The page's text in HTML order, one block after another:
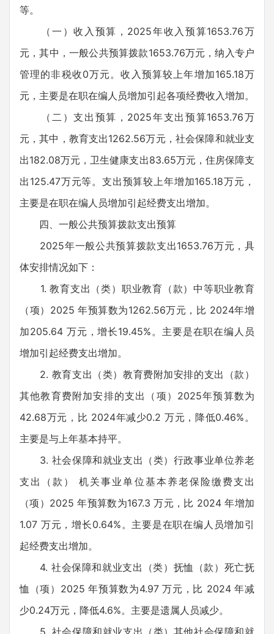
等。
（一）收入预算，2025年收入预算1653.76万
元，其中，一般公共预算拨款1653.76万元，纳入专户
管理的非税收0万元。收入预算较上年增加165.18万
元，主要是在职在编人员增加引起各项经费收入增加。
（二）支出预算，2025年支出预算1653.76万
元，其中，教育支出1262.56万元，社会保障和就业支
出182.08万元，卫生健康支出83.65万元，住房保障支
出125.47万元等。支出预算较上年增加165.18万元，
主要是在职在编人员增加引起经费支出增加。
四、一般公共预算拨款支出预算
2025年一般公共预算拨款支出1653.76万元，具
体安排情况如下：
1. 教育支出（类）职业教育（款）中等职业教育
（项）2025 年预算数为1262.56万元，比 2024年增
加205.64 万元，增长19.45%。主要是在职在编人员
增加引起经费支出增加。
2. 教育支出（类）教育费附加安排的支出（款）
其他教育费附加安排的支出（项）2025年预算数为
42.68万元，比 2024年减少0.2 万元，降低0.46%。
主要是与上年基本持平。
3. 社会保障和就业支出（类）行政事业单位养老
支出（款） 机关事业单位基本养老保险缴费支出
（项）2025 年预算数为167.3 万元，比 2024 年增加
1.07 万元，增长0.64%。主要是在职在编人员增加引
起经费支出增加。
4. 社会保障和就业支出（类）抚恤（款）死亡抚
恤（项）2025 年预算数为4.97 万元，比 2024 年减
少0.24万元，降低4.6%。主要是遗属人员减少。
5. 社会保障和就业支出（类）其他社会保障和就